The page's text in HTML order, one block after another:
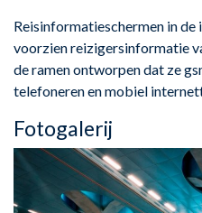
Reisinformatieschermen in
voorzien reizigersinformatie
de ramen ontworpen dat ze
telefoneren en mobiel
Fotogalerij